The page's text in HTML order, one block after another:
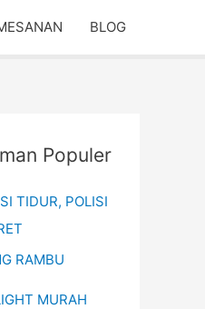
BLOG
Populer
TIDUR, POLISI
RAMBU
MURAH